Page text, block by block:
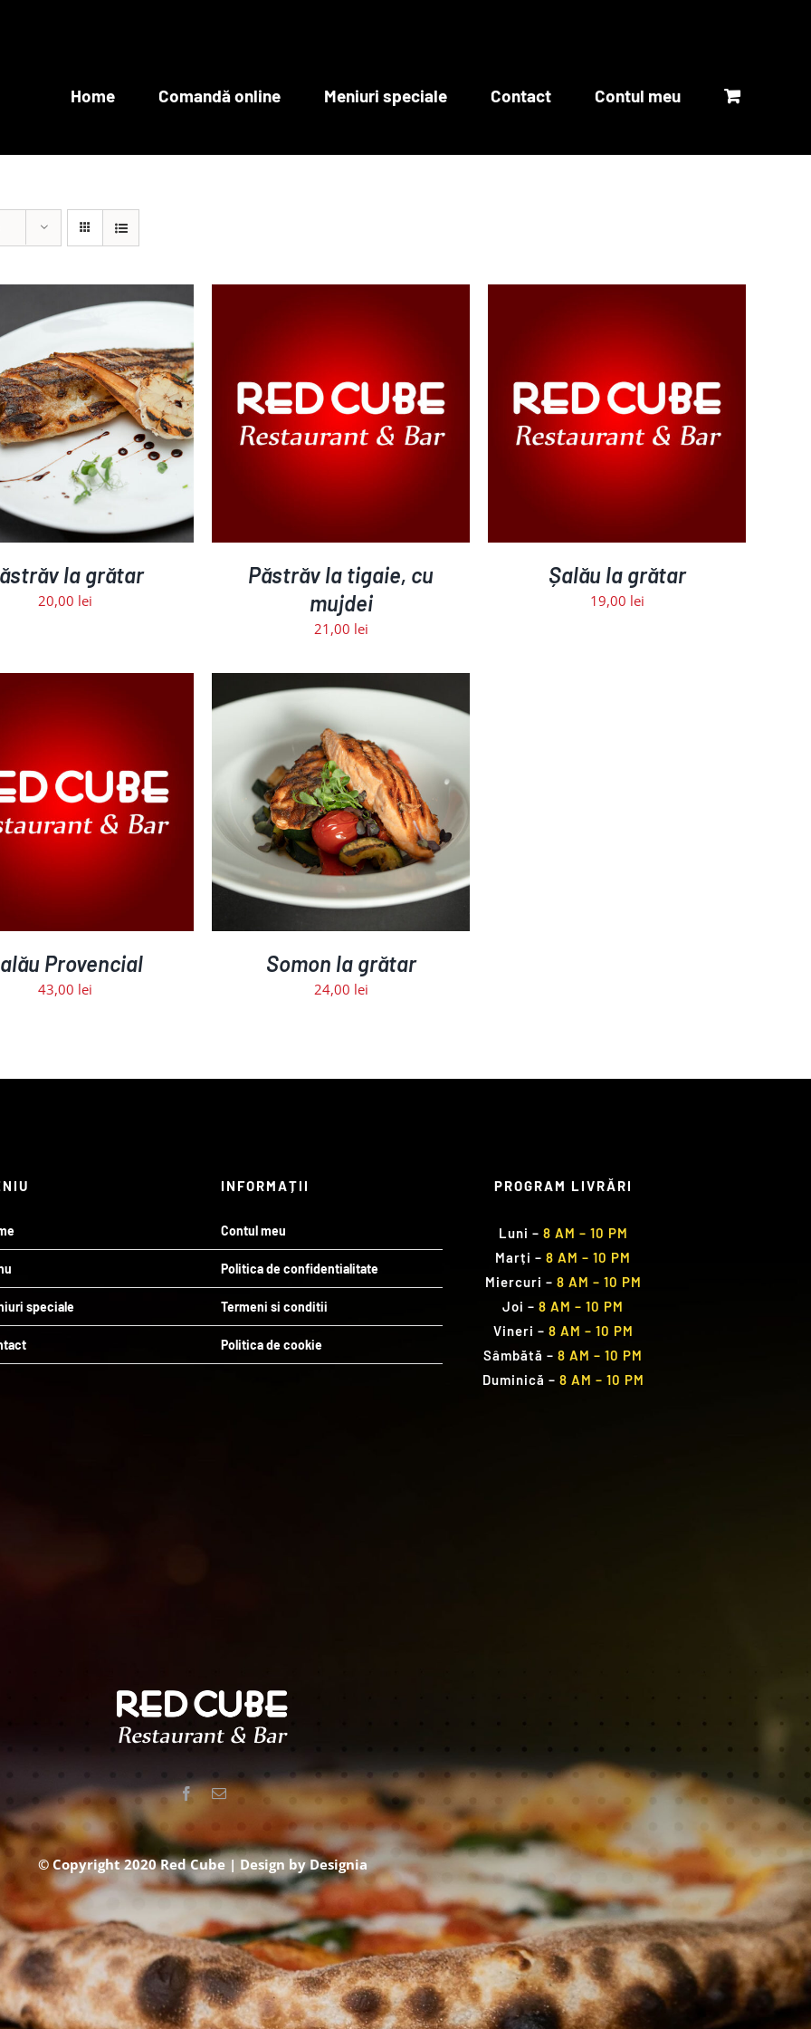
Home Comandă online Meniuri speciale Contact Contul meu
la grătar
20,00 lei
ÎN COȘ / DETALII
Păstrăv la tigaie, cu
mujdei
21,00 lei
ADAUGĂ ÎN COȘ / DETALII
Șalău la grătar
19,00 lei
Provencial
43,00 lei
ÎN COȘ / DETALII
Somon la grătar
24,00 lei
speciale
INFORMAȚII
Contul meu
Politica de confidentialitate
Termeni si conditii
Politica de cookie
PROGRAM LIVRĂRI
Luni – 8 AM – 10 PM
Marți –8 AM – 10 PM
Miercuri – 8 AM – 10 PM
Joi –8 AM – 10 PM
Vineri – 8 AM – 10 PM
Sâmbătă –8 AM – 10 PM
Duminică – 8 AM – 10 PM
© Copyright 2020 Red Cube | Design byDesignia